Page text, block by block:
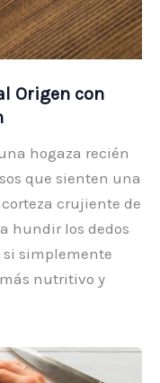
Origen con
hogaza recién
que sienten una
crujiente de
hundir los dedos
si simplemente
nutritivo y